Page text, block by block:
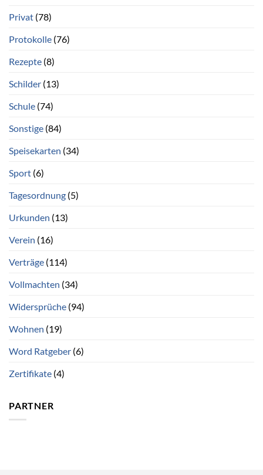
Privat (78)
Protokolle (76)
Rezepte (8)
Schilder (13)
Schule (74)
Sonstige (84)
Speisekarten (34)
Sport (6)
Tagesordnung (5)
Urkunden (13)
Verein (16)
Verträge (114)
Vollmachten (34)
Widersprüche (94)
Wohnen (19)
Word Ratgeber (6)
Zertifikate (4)
PARTNER